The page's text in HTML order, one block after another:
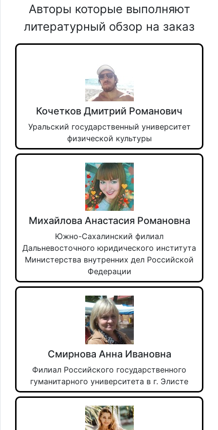
Авторы которые выполняют
литературный обзор на заказ
Кочетков Дмитрий Романович
Уральский государственный университет
физической культуры
Михайлова Анастасия Романовна
Южно-Сахалинский филиал
Дальневосточного юридического института
Министерства внутренних дел Российской
Федерации
Смирнова Анна Ивановна
Филиал Российского государственного
гуманитарного университета в г. Элисте